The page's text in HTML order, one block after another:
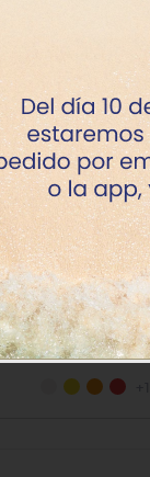
Témpera líquida Jovi
Precio
3.73€